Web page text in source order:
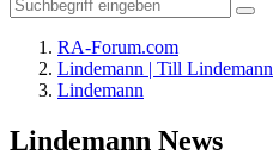
RA-Forum.com
Lindemann | Till Lindemann
Lindemann
Lindemann News